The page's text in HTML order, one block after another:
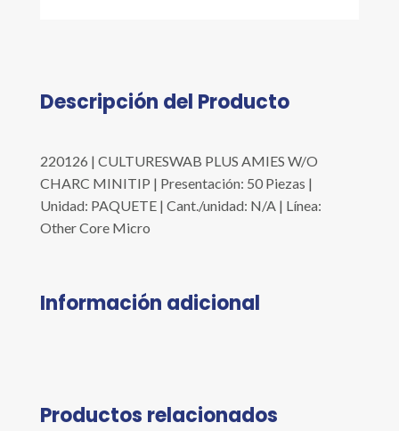
Descripción del Producto
220126 | CULTURESWAB PLUS AMIES W/O
CHARC MINITIP | Presentación: 50 Piezas |
Unidad: PAQUETE | Cant./unidad: N/A | Línea:
Other Core Micro
Información adicional
Productos relacionados